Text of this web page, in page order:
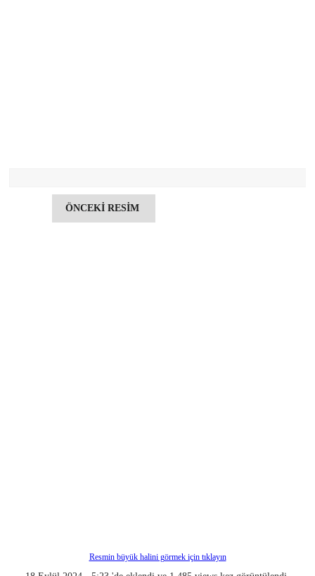
ÖNCEKİ RESİM
Resmin büyük halini görmek için tıklayın